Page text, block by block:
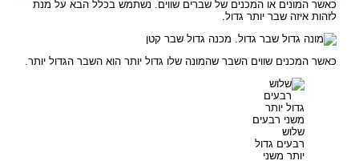
כאשר המונים או המכנים של שברים שווים. נשתמש בכלל הבא על מנת
לזהות איזה שבר יותר גדול.
כאשר המכנים שווים השבר שהמונה שלו גדול יותר הוא השבר הגדול יותר.
שלוש
רבעים גדול
יותר משני